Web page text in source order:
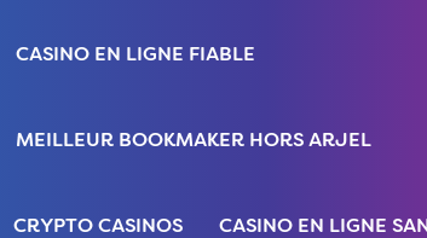
CASINO EN LIGNE FIABLE
MEILLEUR BOOKMAKER HORS ARJEL
CRYPTO CASINOS CASINO EN LIGNE